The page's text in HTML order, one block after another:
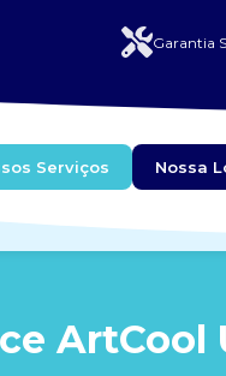
Garantia
Serviços Nossa
ArtCool